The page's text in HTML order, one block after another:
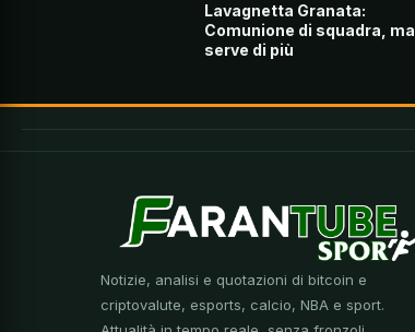
Lavagnetta Granata:
Comunione di squadra, ma
serve di più
Notizie, analisi e quotazioni di bitcoin e
criptovalute, esports, calcio, NBA e sport.